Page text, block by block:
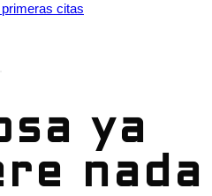
citas
ya
nada